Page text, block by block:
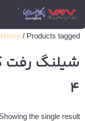
Home / Products tagged “شیلنگ رفت کوتاه پراید وانت یورو 4”
شیلنگ رفت
4
Showing the single result